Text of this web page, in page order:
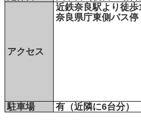
アクセス
近鉄奈良駅より徒歩
奈良県庁東側バス
駐車場 有（近隣に6台分）